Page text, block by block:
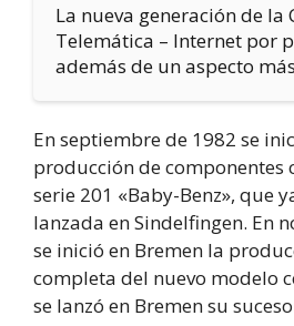
La nueva generación de la
Telemática – Internet por
además de un aspecto
En septiembre de 1982 se
producción de componentes
serie 201 «Baby-Benz», que
lanzada en Sindelfingen. En
se inició en Bremen la
completa del nuevo modelo
se lanzó en Bremen su